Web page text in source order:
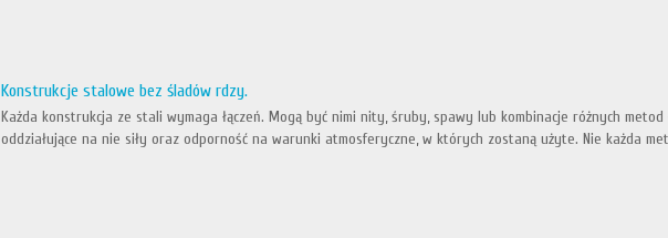
Konstrukcje stalowe bez śladów rdzy.
Każda konstrukcja ze stali wymaga łączeń. Mogą być nimi nity, śruby, spawy lub kombinacje różnych metod
oddziałujące na nie siły oraz odporność na warunki atmosferyczne, w których zostaną użyte. Nie każda